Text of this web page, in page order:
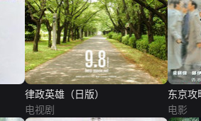
律政英雄（日版）
电视剧
东京攻
电影